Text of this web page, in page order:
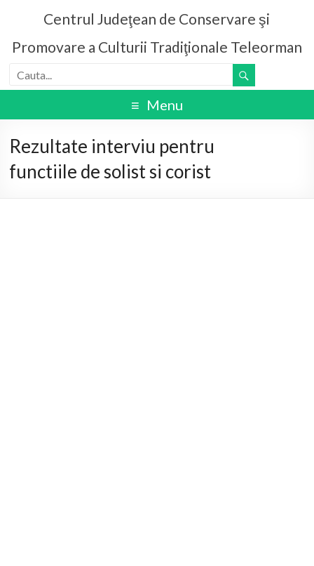
Centrul Judeţean de Conservare şi
Promovare a Culturii Tradiţionale Teleorman
Menu
Rezultate interviu pentru
functiile de solist si corist